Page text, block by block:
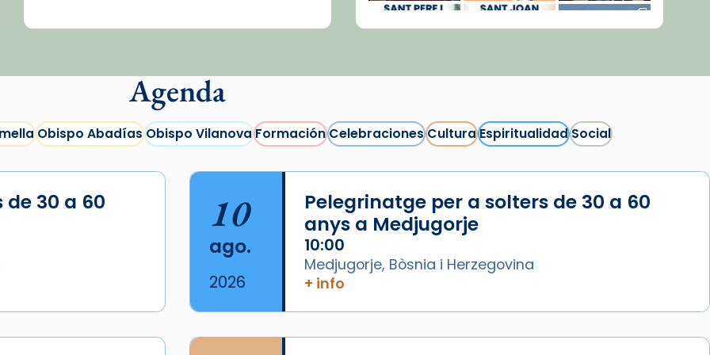
Cargar más...
Agenda
Obispo AbadíasObispo VilanovaFormaciónCelebracionesCulturaEspiritualidadSocial
30 a 60
10
ago.
2026
Pelegrinatge per a solters de 30 a 60
anys a Medjugorje
10:00
Medjugorje, Bòsnia i Herzegovina
+ info